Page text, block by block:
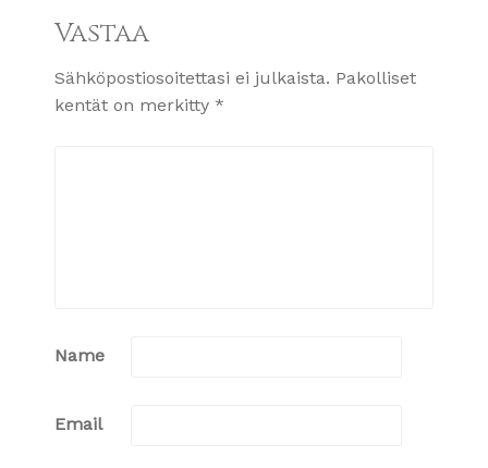
Vastaa
Sähköpostiosoitettasi ei julkaista. Pakolliset
kentät on merkitty *
Name
Email